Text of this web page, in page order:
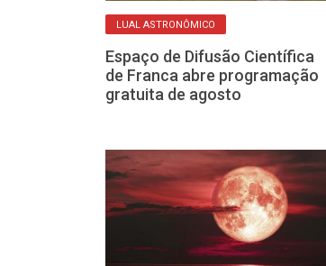
LUAL ASTRONÔMICO
Espaço de Difusão Científica
de Franca abre programação
gratuita de agosto